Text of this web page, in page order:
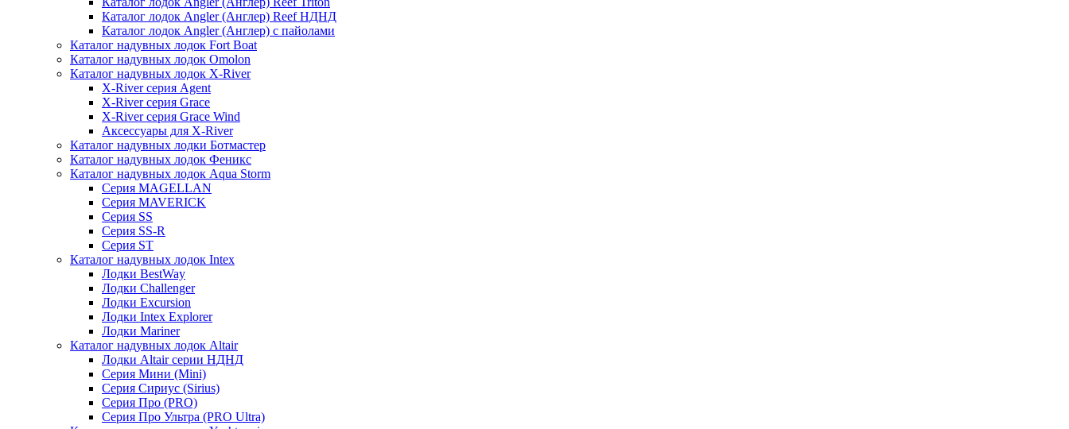
Каталог лодок Angler (Англер) Reef НДНД
Каталог лодок Angler (Англер) с пайолами
Каталог надувных лодок Fort Boat
Каталог надувных лодок Omolon
Каталог надувных лодок X-River
X-River серия Agent
X-River серия Grace
X-River серия Grace Wind
Аксессуары для X-River
Каталог надувных лодки Ботмастер
Каталог надувных лодок Феникc
Каталог надувных лодок Aqua Storm
Серия MAGELLAN
Серия MAVERICK
Серия SS
Серия SS-R
Серия ST
Каталог надувных лодок Intex
Лодки BestWay
Лодки Challenger
Лодки Excursion
Лодки Intex Explorer
Лодки Mariner
Каталог надувных лодок Altair
Лодки Altair серии НДНД
Серия Мини (Mini)
Серия Сириус (Sirius)
Серия Про (PRO)
Серия Про Ультра (PRO Ultra)